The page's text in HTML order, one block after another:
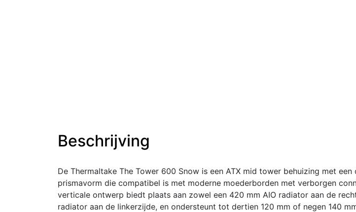
Beschrijving
De Thermaltake The Tower 600 Snow is een ATX mid tower behuizing met
prismavorm die compatibel is met moderne moederborden met verborgen
verticale ontwerp biedt plaats aan zowel een 420 mm AIO radiator aan de
radiator aan de linkerzijde, en ondersteunt tot dertien 120 mm of negen 140